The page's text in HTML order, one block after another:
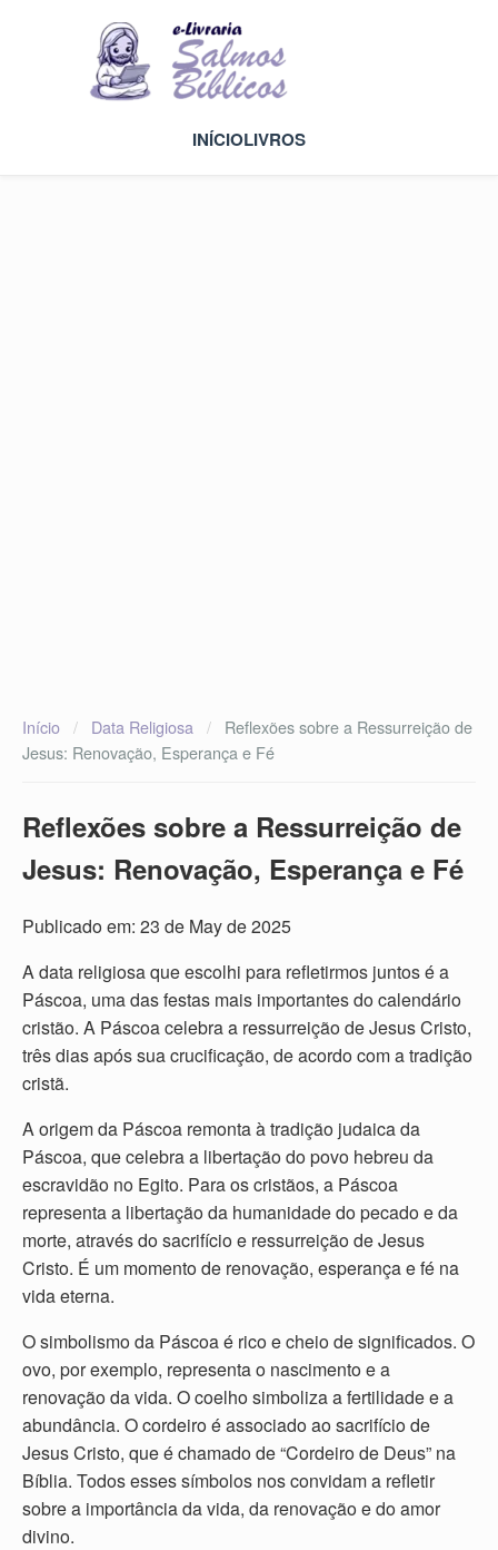
INÍCIOLIVROS
Início / Data Religiosa /
Reflexões sobre a Ressurreição de
Jesus: Renovação, Esperança e Fé
Reflexões sobre a Ressurreição de
Jesus: Renovação, Esperança e Fé
Publicado em: 23 de May de 2025
A data religiosa que escolhi para refletirmos juntos é a
Páscoa, uma das festas mais importantes do calendário
cristão. A Páscoa celebra a ressurreição de Jesus Cristo,
três dias após sua crucificação, de acordo com a tradição
cristã.
A origem da Páscoa remonta à tradição judaica da
Páscoa, que celebra a libertação do povo hebreu da
escravidão no Egito. Para os cristãos, a Páscoa
representa a libertação da humanidade do pecado e da
morte, através do sacrifício e ressurreição de Jesus
Cristo. É um momento de renovação, esperança e fé na
vida eterna.
O simbolismo da Páscoa é rico e cheio de significados. O
ovo, por exemplo, representa o nascimento e a
renovação da vida. O coelho simboliza a fertilidade e a
abundância. O cordeiro é associado ao sacrifício de
Jesus Cristo, que é chamado de “Cordeiro de Deus” na
Bíblia. Todos esses símbolos nos convidam a refletir
sobre a importância da vida, da renovação e do amor
divino.